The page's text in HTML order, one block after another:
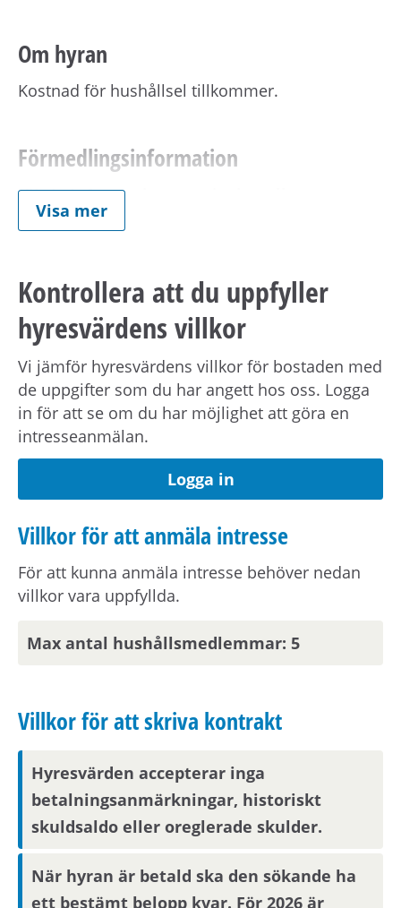
Om hyran
Kostnad för hushållsel tillkommer.
Förmedlingsinformation
Viktig information om visning eller
förmedling kan skickas ut via sms.
Om hyresvärden har villkor om antal
hushållsmedlemmar hämtar och behandlar vi
familjeuppgifter om dig, din registrerade
medboende och eventuella barn.
Observera att om inflyttningsdatumet infaller på
nästkommande vardag.
Om din anställning inte är i Stockholmsområdet
pendlingsavstånd från bostaden.
Om du har vuxna barn som ska bo i hushållet
Visningsinformation
Om du är en av dem som blir aktuell för en
bostad kommer du att bli inbjuden till visning
eller få ny kompletterande information i form av
bilder/video eller rangordning.
Visningsinbjudan kommer att synas på Mina
Visa mer
Kontrollera att du uppfyller
hyresvärdens villkor
Vi jämför hyresvärdens villkor för bostaden med
de uppgifter som du har angett hos oss. Logga
in för att se om du har möjlighet att göra en
intresseanmälan.
Logga in
Villkor för att anmäla intresse
För att kunna anmäla intresse behöver nedan
villkor vara uppfyllda.
Max antal hushållsmedlemmar: 5
Villkor för att skriva kontrakt
Hyresvärden accepterar inga
betalningsanmärkningar, historiskt
skuldsaldo eller oreglerade skulder.
När hyran är betald ska den sökande ha
ett bestämt belopp kvar. För 2026 är